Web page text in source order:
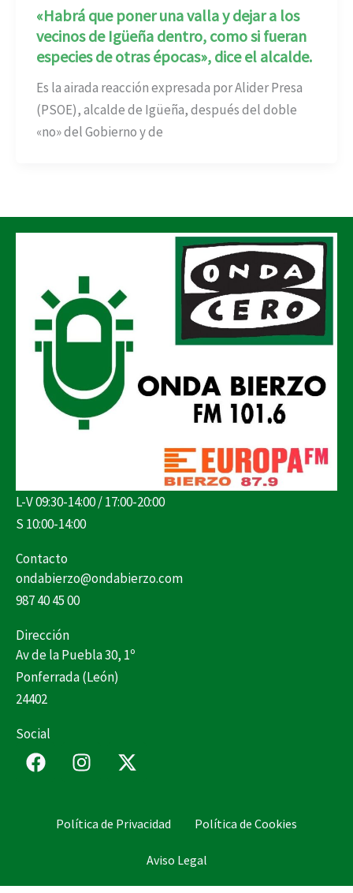
«Habrá que poner una valla y dejar a los
vecinos de Igüeña dentro, como si fueran
especies de otras épocas», dice el alcalde.
Es la airada reacción expresada por Alider Presa
(PSOE), alcalde de Igüeña, después del doble
«no» del Gobierno y de
L-V 09:30-14:00 / 17:00-20:00
S 10:00-14:00
Contacto
ondabierzo@ondabierzo.com
987 40 45 00
Dirección
Av de la Puebla 30, 1º
Ponferrada (León)
24402
Social
F
a
I
n
a
X
-
i
Política de Privacidad Política de Cookies
Aviso Legal